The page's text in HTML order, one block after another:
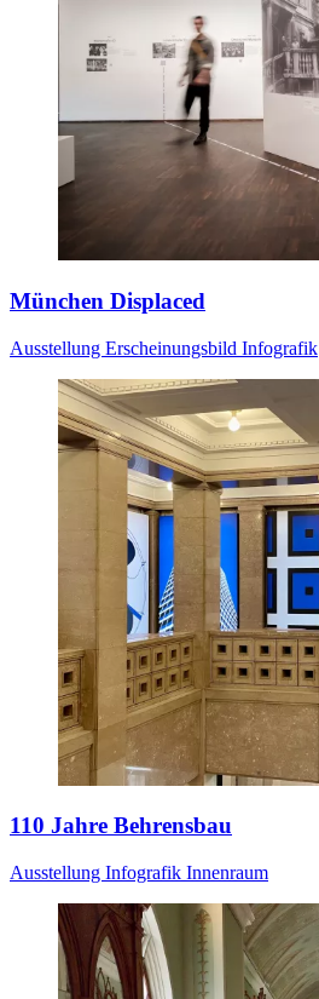
München Displaced
Ausstellung Erscheinungsbild Infografik
110 Jahre Behrensbau
Ausstellung Infografik Innenraum